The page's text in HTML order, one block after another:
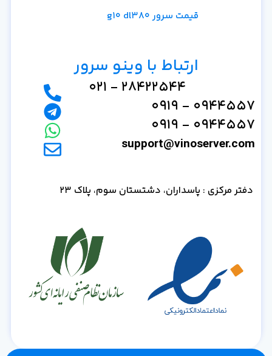
قیمت سرور g10 dl380
ارتباط با وینو سرور
28422544 - 021
0944557 - 0919
0944557 - 0919
support@vinoserver.com
دفتر مرکزی : پاسداران، دشتستان سوم، پلاک 23